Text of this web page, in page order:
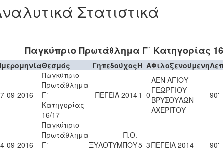
Στατιστικά
Παγκύπριο Πρωτάθλημα Γ΄ Κατηγορίας
Θεσμός ΓηπεδούχοςH AΦιλοξενούμενη
09-2016
Παγκύπριο
Πρωτάθλημα
Γ΄
Κατηγορίας
16/17
ΠΕΓΕΙΑ 20141 0
ΑΕΝ ΑΓΙΟΥ
ΓΕΩΡΓΙΟΥ
ΒΡΥΣΟΥΛΩΝ
ΑΧΕΡΙΤΟΥ
90'
09-2016
Παγκύπριο
Πρωτάθλημα
Γ΄
Π.Ο.
ΞΥΛΟΤΥΜΠΟΥ5 3ΠΕΓΕΙΑ 2014 90'